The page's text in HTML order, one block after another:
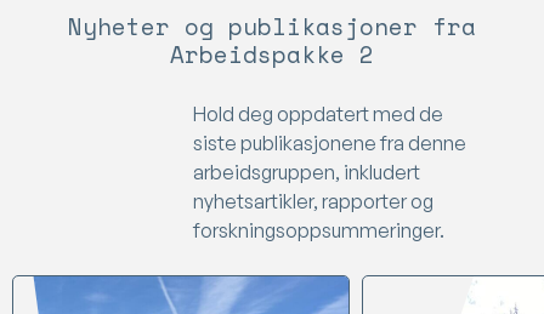
Nyheter og publikasjoner fra
Arbeidspakke 2
Hold deg oppdatert med de
siste publikasjonene fra denne
arbeidsgruppen, inkludert
nyhetsartikler, rapporter og
forskningsoppsummeringer.